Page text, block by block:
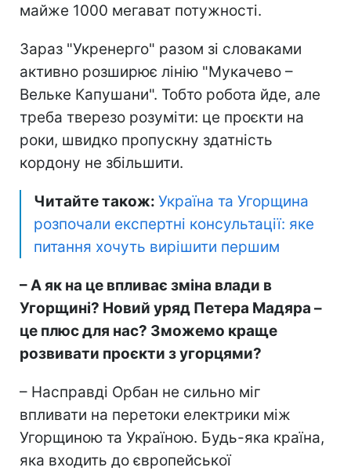
майже 1000 мегават потужності.
Зараз "Укренерго" разом зі словаками
активно розширює лінію "Мукачево –
Вельке Капушани". Тобто робота йде, але
треба тверезо розуміти: це проєкти на
роки, швидко пропускну здатність
кордону не збільшити.
Читайте також: Україна та Угорщина
розпочали експертні консультації: яке
питання хочуть вирішити першим
– А як на це впливає зміна влади в
Угорщині? Новий уряд Петера Мадяра –
це плюс для нас? Зможемо краще
розвивати проєкти з угорцями?
– Насправді Орбан не сильно міг
впливати на перетоки електрики між
Угорщиною та Україною. Будь-яка країна,
яка входить до європейської